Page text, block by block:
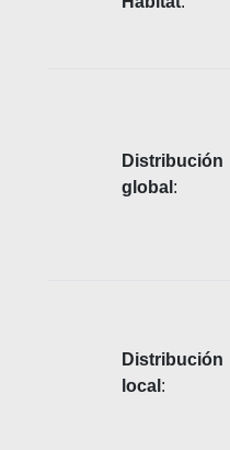
Distribución
global :
Distribución
local :